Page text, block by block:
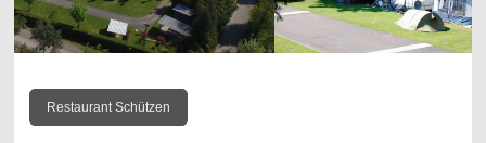
Restaurant Schützen